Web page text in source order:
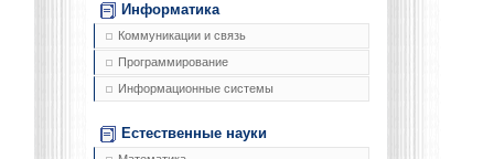
Информатика
Коммуникации и связь
Программирование
Информационные системы
Естественные науки